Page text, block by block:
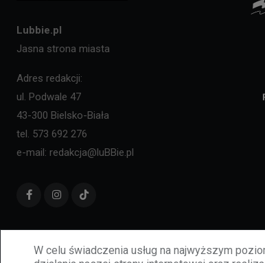
W celu świadczenia usług na najwyższym
Lubbie.pl
Jasna strona miasta
Adres redakcji:
ul. Podwale 47
43-300 Bielsko-Biała
tel. 573 692 276
e-mail: redakcja@luBBie.pl